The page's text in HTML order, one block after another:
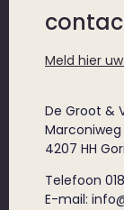
Meld hier
De Groot &
Marconiweg
4207 HH
Telefoon
E-mail: